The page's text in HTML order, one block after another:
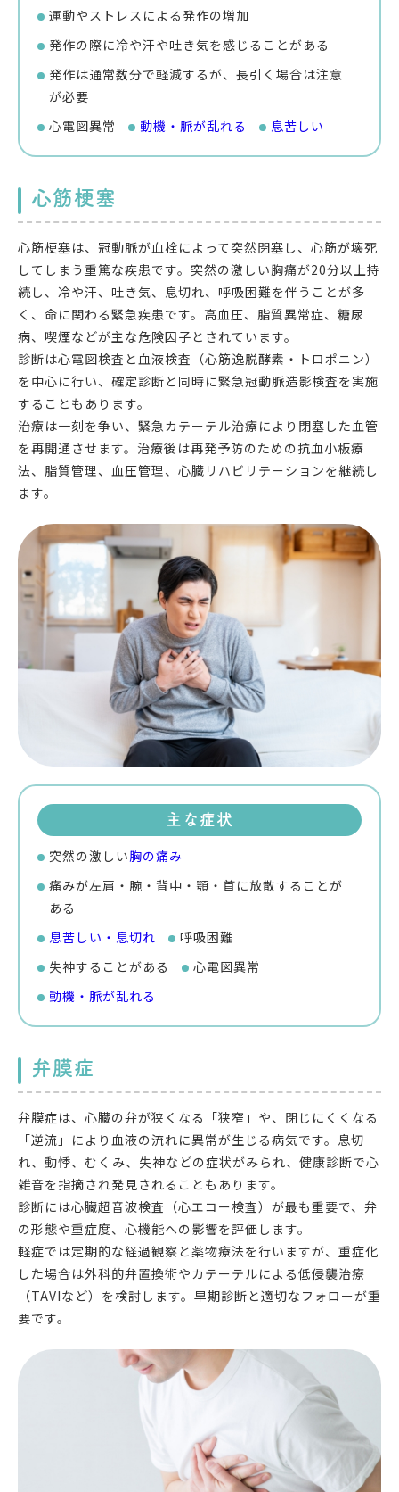
運動やストレスによる発作の増加
発作の際に冷や汗や吐き気を感じることがある
発作は通常数分で軽減するが、長引く場合は注意
が必要
心電図異常
動機・脈が乱れる 息苦しい
心筋梗塞
心筋梗塞は、冠動脈が血栓によって突然閉塞し、心筋が壊死
してしまう重篤な疾患です。突然の激しい胸痛が20分以上持
続し、冷や汗、吐き気、息切れ、呼吸困難を伴うことが多
く、命に関わる緊急疾患です。高血圧、脂質異常症、糖尿
病、喫煙などが主な危険因子とされています。
診断は心電図検査と血液検査（心筋逸脱酵素・トロポニン）
を中心に行い、確定診断と同時に緊急冠動脈造影検査を実施
することもあります。
治療は一刻を争い、緊急カテーテル治療により閉塞した血管
を再開通させます。治療後は再発予防のための抗血小板療
法、脂質管理、血圧管理、心臓リハビリテーションを継続し
ます。
主な症状
突然の激しい胸の痛み
痛みが左肩・腕・背中・顎・首に放散することが
ある
息苦しい・息切れ
呼吸困難
失神することがある
心電図異常
動機・脈が乱れる
弁膜症
弁膜症は、心臓の弁が狭くなる「狭窄」や、閉じにくくなる
「逆流」により血液の流れに異常が生じる病気です。息切
れ、動悸、むくみ、失神などの症状がみられ、健康診断で心
雑音を指摘され発見されることもあります。
診断には心臓超音波検査（心エコー検査）が最も重要で、弁
の形態や重症度、心機能への影響を評価します。
軽症では定期的な経過観察と薬物療法を行いますが、重症化
した場合は外科的弁置換術やカテーテルによる低侵襲治療
（TAVIなど）を検討します。早期診断と適切なフォローが重
要です。